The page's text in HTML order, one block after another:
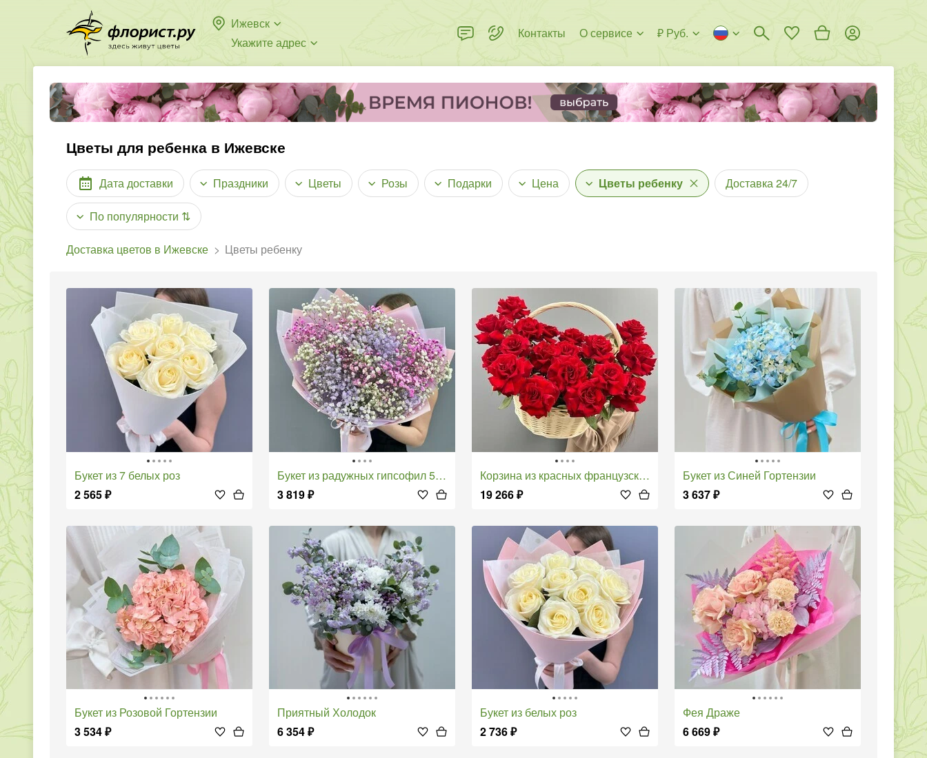
Ижевск
Укажите адрес
Контакты О сервисе ₽ Руб.
Цветы для ребенка в Ижевске
Дата доставки Праздники Цветы Розы Подарки Цена Цветы ребенку Доставка 24/7
По популярности ⇅
Доставка цветов в Ижевске Цветы ребенку
Букет из 7 белых роз
2 565₽
Букет из радужных гипсофил 5 шт
3 819₽
Корзина из красных французских роз
19 266₽
Букет из Синей Гортензии
3 637₽
Букет из Розовой Гортензии
3 534₽
Приятный Холодок
6 354₽
Букет из белых роз
2 736₽
Фея Драже
6 669₽